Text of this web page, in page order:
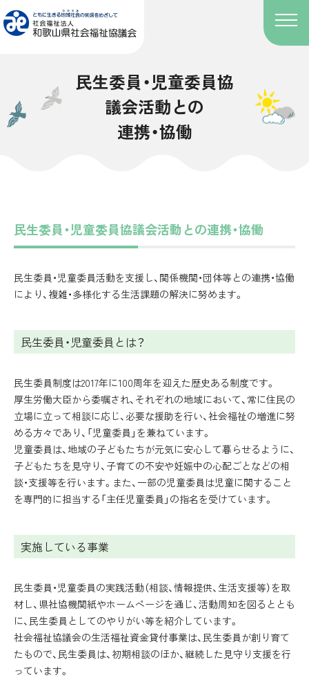
民生委員・児童委員協
議会活動との
連携・協働
民生委員・児童委員協議会活動との連携・協働
民生委員・児童委員活動を支援し、関係機関・団体等との連携・協働
により、複雑・多様化する生活課題の解決に努めます。
民生委員・児童委員とは？
民生委員制度は2017年に100周年を迎えた歴史ある制度です。
厚生労働大臣から委嘱され、それぞれの地域において、常に住民の
立場に立って相談に応じ、必要な援助を行い、社会福祉の増進に努
める方々であり、「児童委員」を兼ねています。
児童委員は、地域の子どもたちが元気に安心して暮らせるように、
子どもたちを見守り、子育ての不安や妊娠中の心配ごとなどの相
談・支援等を行います。また、一部の児童委員は児童に関すること
を専門的に担当する「主任児童委員」の指名を受けています。
実施している事業
民生委員・児童委員の実践活動（相談、情報提供、生活支援等）を取
材し、県社協機関紙やホームページを通じ、活動周知を図るととも
に、民生委員としてのやりがい等を紹介しています。
社会福祉協議会の生活福祉資金貸付事業は、民生委員が創り育て
たもので、民生委員は、初期相談のほか、継続した見守り支援を行
っています。